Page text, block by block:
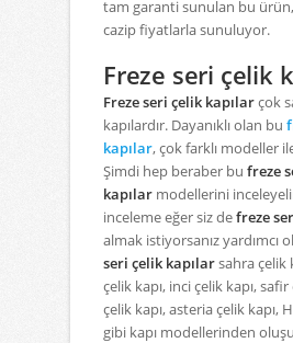
tam garanti sunulan bu
cazip fiyatlarla sunuluyor.
Freze seri çelik
Freze seri çelik kapılarçok
kapılardır. Dayanıklı olan bu
kapılar, çok farklı modeller
Şimdi hep beraber bu freze
kapılar modellerini
inceleme eğer siz defreze
almak istiyorsanız yardımcı
seri çelik kapılarsahra çelik
çelik kapı, inci çelik kapı,
çelik kapı, asteria çelik kapı,
gibi kapı modellerinden